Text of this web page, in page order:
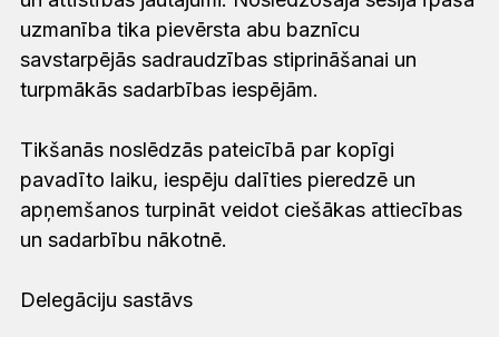
uzmanība tika pievērsta abu baznīcu
savstarpējās sadraudzības stiprināšanai un
turpmākās sadarbības iespējām.
Tikšanās noslēdzās pateicībā par kopīgi
pavadīto laiku, iespēju dalīties pieredzē un
apņemšanos turpināt veidot ciešākas attiecības
un sadarbību nākotnē.
Delegāciju sastāvs